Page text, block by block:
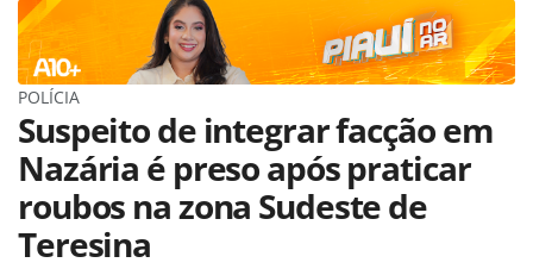
POLÍCIA
Suspeito de integrar facção em
Nazária é preso após praticar
roubos na zona Sudeste de
Teresina